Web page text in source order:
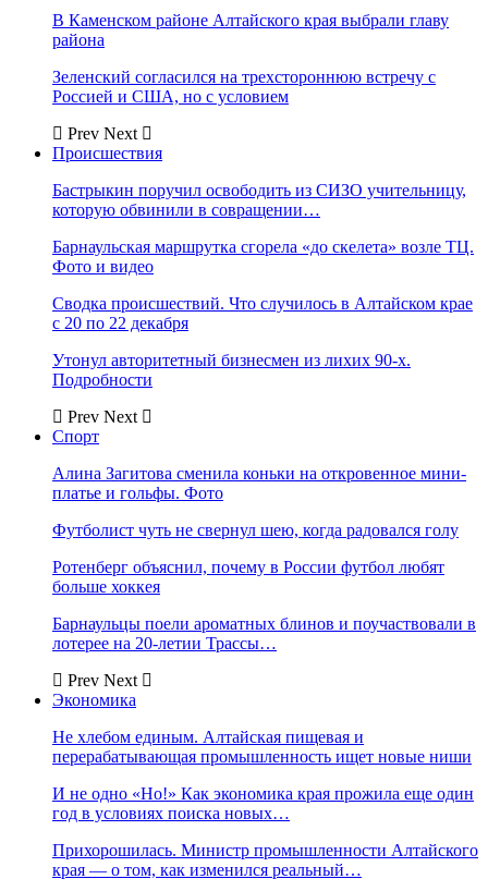
В Каменском районе Алтайского края выбрали главу
района
Зеленский согласился на трехстороннюю встречу с
Россией и США, но с условием
Prev Next
Происшествия
Бастрыкин поручил освободить из СИЗО учительницу,
которую обвинили в совращении…
Барнаульская маршрутка сгорела «до скелета» возле ТЦ.
Фото и видео
Сводка происшествий. Что случилось в Алтайском крае
с 20 по 22 декабря
Утонул авторитетный бизнесмен из лихих 90-х.
Подробности
Prev Next
Спорт
Алина Загитова сменила коньки на откровенное мини-
платье и гольфы. Фото
Футболист чуть не свернул шею, когда радовался голу
Ротенберг объяснил, почему в России футбол любят
больше хоккея
Барнаульцы поели ароматных блинов и поучаствовали в
лотерее на 20-летии Трассы…
Prev Next
Экономика
Не хлебом единым. Алтайская пищевая и
перерабатывающая промышленность ищет новые ниши
И не одно «Но!» Как экономика края прожила еще один
год в условиях поиска новых…
Прихорошилась. Министр промышленности Алтайского
края — о том, как изменился реальный…